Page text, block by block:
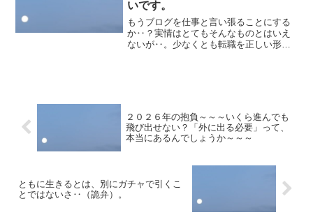
いです。
もうブログを仕事と言い張ることにする
か‥？実情はとてもそんなものとはいえ
ないが‥。少なくとも転職を正しい形で
２０２６年の抱負～～～いくら進んでも
飛び出せない？「外に出る必要」って、
本当にあるんでしょうか～～～
ともに生きるとは、別にガチャで引くこ
とではないさ‥（詭弁）。